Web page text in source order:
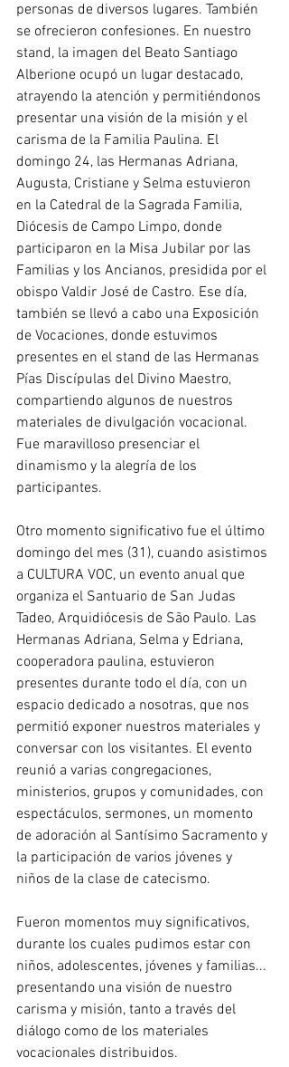
personas de diversos lugares. También
se ofrecieron confesiones. En nuestro
stand, la imagen del Beato Santiago
Alberione ocupó un lugar destacado,
atrayendo la atención y permitiéndonos
presentar una visión de la misión y el
carisma de la Familia Paulina. El
domingo 24, las Hermanas Adriana,
Augusta, Cristiane y Selma estuvieron
en la Catedral de la Sagrada Familia,
Diócesis de Campo Limpo, donde
participaron en la Misa Jubilar por las
Familias y los Ancianos, presidida por el
obispo Valdir José de Castro. Ese día,
también se llevó a cabo una Exposición
de Vocaciones, donde estuvimos
presentes en el stand de las Hermanas
Pías Discípulas del Divino Maestro,
compartiendo algunos de nuestros
materiales de divulgación vocacional.
Fue maravilloso presenciar el
dinamismo y la alegría de los
participantes.
Otro momento significativo fue el último
domingo del mes (31), cuando asistimos
a CULTURA VOC, un evento anual que
organiza el Santuario de San Judas
Tadeo, Arquidiócesis de São Paulo. Las
Hermanas Adriana, Selma y Edriana,
cooperadora paulina, estuvieron
presentes durante todo el día, con un
espacio dedicado a nosotras, que nos
permitió exponer nuestros materiales y
conversar con los visitantes. El evento
reunió a varias congregaciones,
ministerios, grupos y comunidades, con
espectáculos, sermones, un momento
de adoración al Santísimo Sacramento y
la participación de varios jóvenes y
niños de la clase de catecismo.
Fueron momentos muy significativos,
durante los cuales pudimos estar con
niños, adolescentes, jóvenes y familias...
presentando una visión de nuestro
carisma y misión, tanto a través del
diálogo como de los materiales
vocacionales distribuidos.